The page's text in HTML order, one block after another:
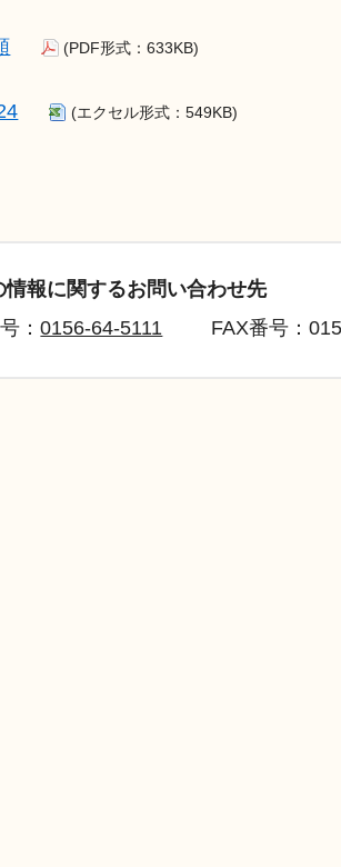
(PDF形式：633KB)
(エクセル形式：549KB)
情報に関するお問い合わせ先
：0156-64-5111 FAX番号：